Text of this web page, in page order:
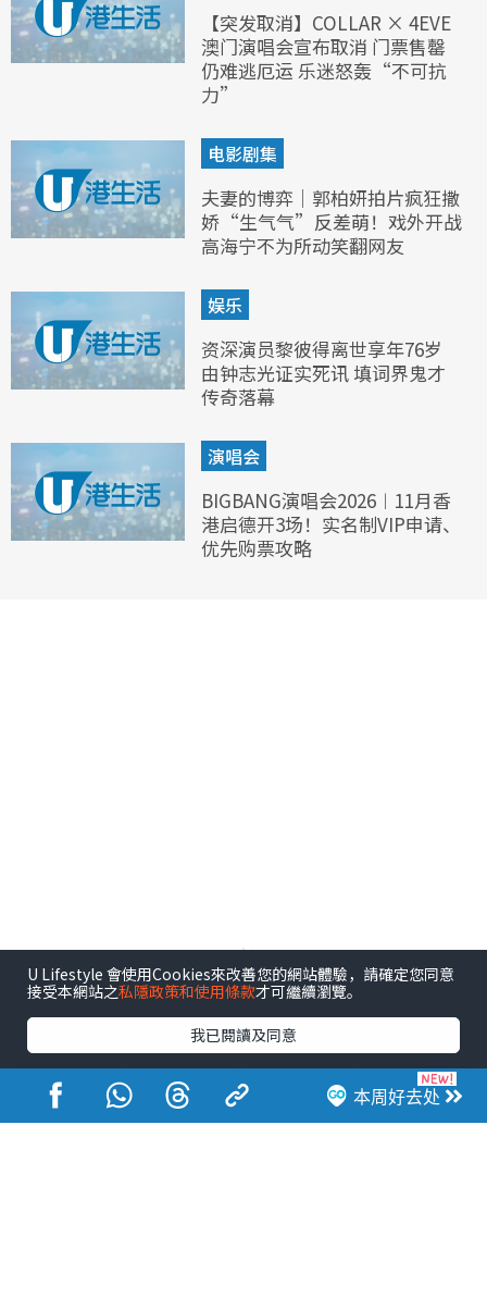
【突发取消】COLLAR × 4EVE
澳门演唱会宣布取消 门票售罄
仍难逃厄运 乐迷怒轰“不可抗
力”
电影剧集
夫妻的博弈｜郭柏妍拍片疯狂撒
娇“生气气”反差萌！戏外开战
高海宁不为所动笑翻网友
娱乐
资深演员黎彼得离世享年76岁
由钟志光证实死讯 填词界鬼才
传奇落幕
演唱会
BIGBANG演唱会2026︱11月香
港启德开3场！实名制VIP申请、
优先购票攻略
本周好去处
港玩港食港生活
U Lifestyle 會使用Cookies來改善您的網站體驗，請確定您同意
接受本網站之私隱政策和使用條款才可繼續瀏覽。
我已閱讀及同意